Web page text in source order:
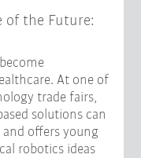
of the Future:
At one of
trade fairs,
solutions can
offers young
robotics ideas